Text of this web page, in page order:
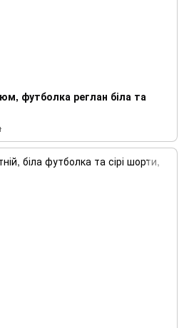
футболка реглан біла та